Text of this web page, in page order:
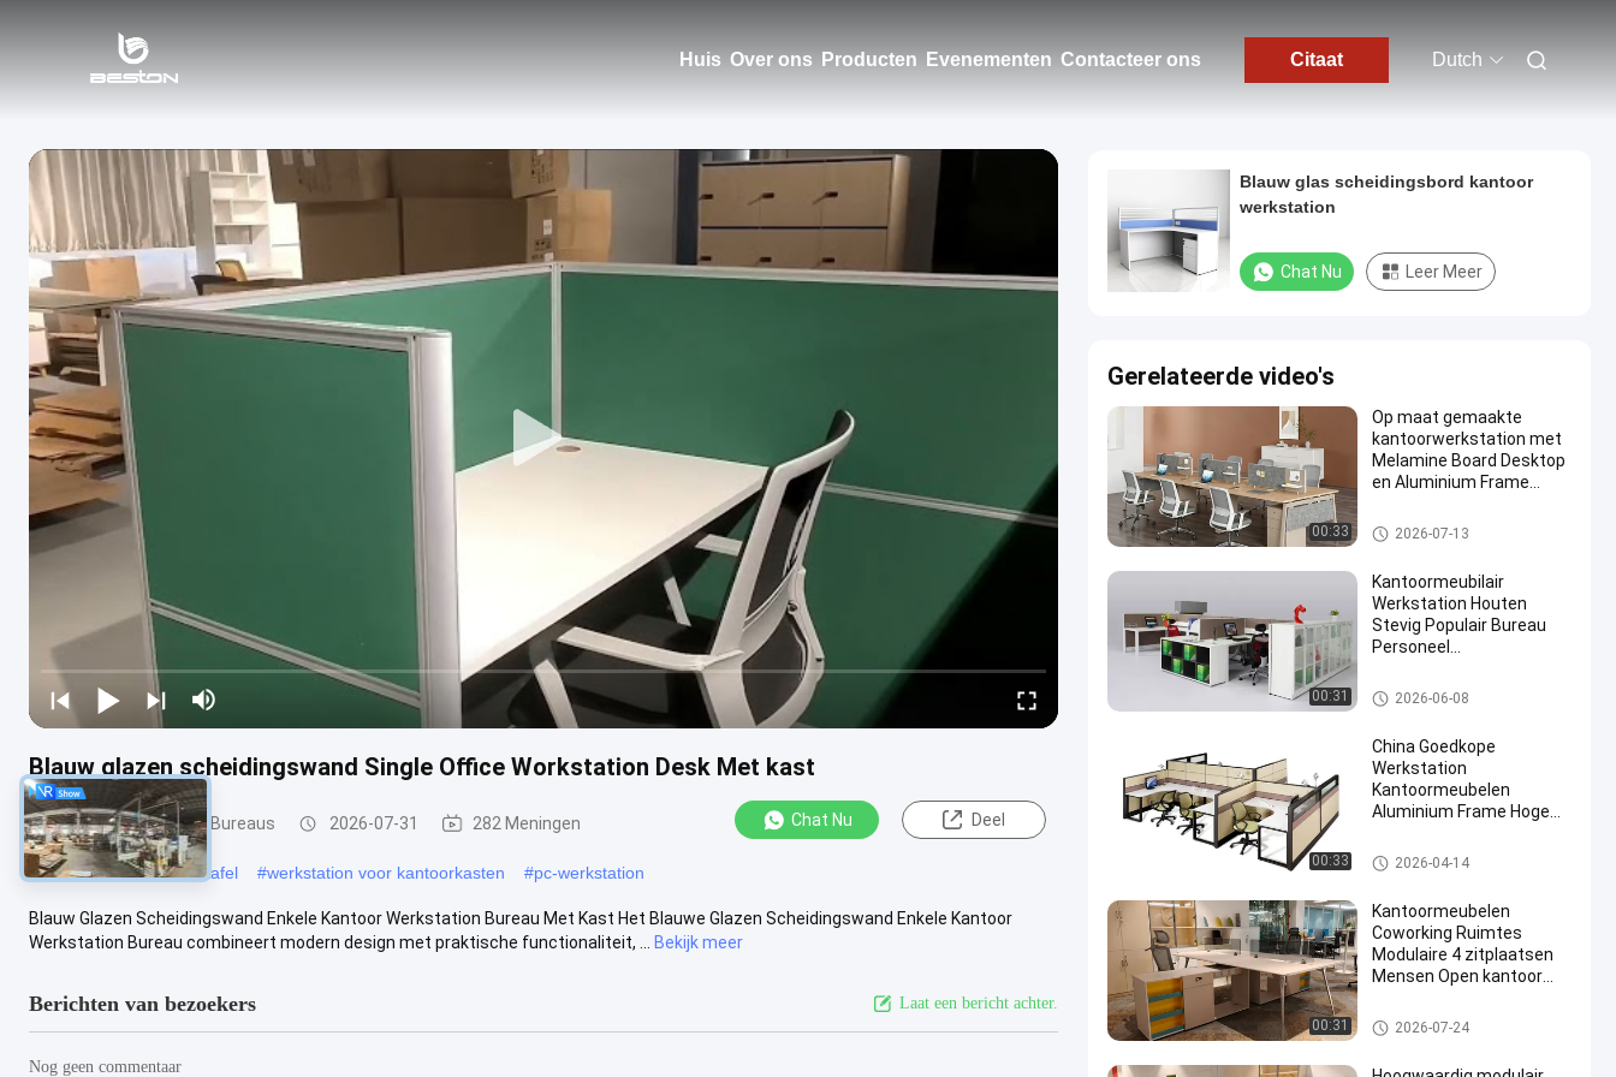
Huis Over ons Producten Evenementen Contacteer ons Citaat Dutch
Blauw glazen scheidingswand Single Office Workstation Desk Met kast
Bureau Werkstation Bureaus 2026-07-31 282 Meningen Chat Nu Deel
#Modulaire werkstationtafel #werkstation voor kantoorkasten #pc-werkstation
Blauw Glazen Scheidingswand Enkele Kantoor Werkstation Bureau Met Kast Het Blauwe Glazen Scheidingswand Enkele Kantoor
Werkstation Bureau combineert modern design met praktische functionaliteit, ...
Bekijk meer
Berichten van bezoekers Laat een bericht achter.
Nog geen commentaar
Blauw glas scheidingsbord kantoor
werkstation
Chat Nu Leer Meer
Gerelateerde video's
00:33
Op maat gemaakte
kantoorwerkstation met
Melamine Board Desktop
en Aluminium Frame
Bureau Werkstation Bureaus
2026-07-13
00:31
Kantoormeubilair
Werkstation Houten
Stevig Populair Bureau
Personeel
Bureau Werkstation Bureaus
2026-06-08
00:33
China Goedkope
Werkstation
Kantoormeubelen
Aluminium Frame Hoge
Modulaire Kantoortafel
Bureau Werkstation Bureaus
2026-04-14
00:31
Kantoormeubelen
Coworking Ruimtes
Modulaire 4 zitplaatsen
Mensen Open kantoor
Bureau Werkstation Bureaus
2026-07-24